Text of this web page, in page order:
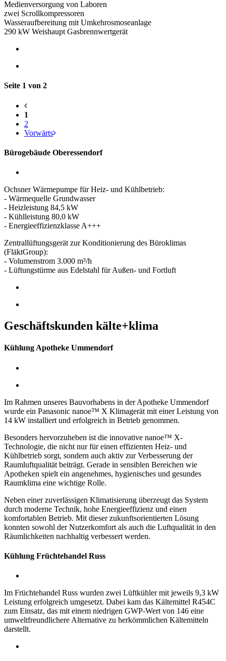
Medienversorgung von Laboren
zwei Scrollkompressoren
Wasseraufbereitung mit Umkehrosmoseanlage
290 kW Weishaupt Gasbrennwertgerät
Seite 1 von 2
1
2
Vorwärts
Bürogebäude Oberessendorf
Ochsner Wärmepumpe für Heiz- und Kühlbetrieb:
- Wärmequelle Grundwasser
- Heizleistung 84,5 kW
- Kühlleistung 80,0 kW
- Energieeffizienzklasse A+++
Zentrallüftungsgerät zur Konditionierung des Büroklimas
(FläktGroup):
- Volumenstrom 3.000 m³/h
- Lüftungstürme aus Edelstahl für Außen- und Fortluft
Geschäftskunden kälte+klima
Kühlung Apotheke Ummendorf
Im Rahmen unseres Bauvorhabens in der Apotheke Ummendorf
wurde ein Panasonic nanoe™ X Klimagerät mit einer Leistung von
14 kW installiert und erfolgreich in Betrieb genommen.
Besonders hervorzuheben ist die innovative nanoe™ X-
Technologie, die nicht nur für einen effizienten Heiz- und
Kühlbetrieb sorgt, sondern auch aktiv zur Verbesserung der
Raumluftqualität beiträgt. Gerade in sensiblen Bereichen wie
Apotheken spielt ein angenehmes, hygienisches und gesundes
Raumklima eine wichtige Rolle.
Neben einer zuverlässigen Klimatisierung überzeugt das System
durch moderne Technik, hohe Energieeffizienz und einen
komfortablen Betrieb. Mit dieser zukunftsorientierten Lösung
konnten sowohl der Nutzerkomfort als auch die Luftqualität in den
Räumlichkeiten nachhaltig verbessert werden.
Kühlung Früchtehandel Russ
Im Früchtehandel Russ wurden zwei Lüftkühler mit jeweils 9,3 kW
Leistung erfolgreich umgesetzt. Dabei kam das Kältemittel R454C
zum Einsatz, das mit einem niedrigen GWP-Wert von 146 eine
umweltfreundlichere Alternative zu herkömmlichen Kältemitteln
darstellt.